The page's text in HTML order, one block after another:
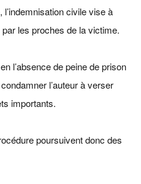
l’indemnisation civile vise à
les proches de la victime.
l’absence de peine de prison
l’auteur à verser
importants.
poursuivent donc des